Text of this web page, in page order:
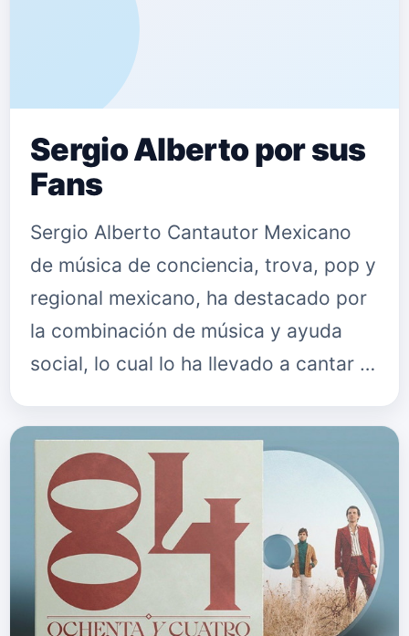
Sergio Alberto por sus
Fans
Sergio Alberto Cantautor Mexicano
de música de conciencia, trova, pop y
regional mexicano, ha destacado por
la combinación de música y ayuda
social, lo cual lo ha llevado a cantar a
de ayuda etc. Sergio A…